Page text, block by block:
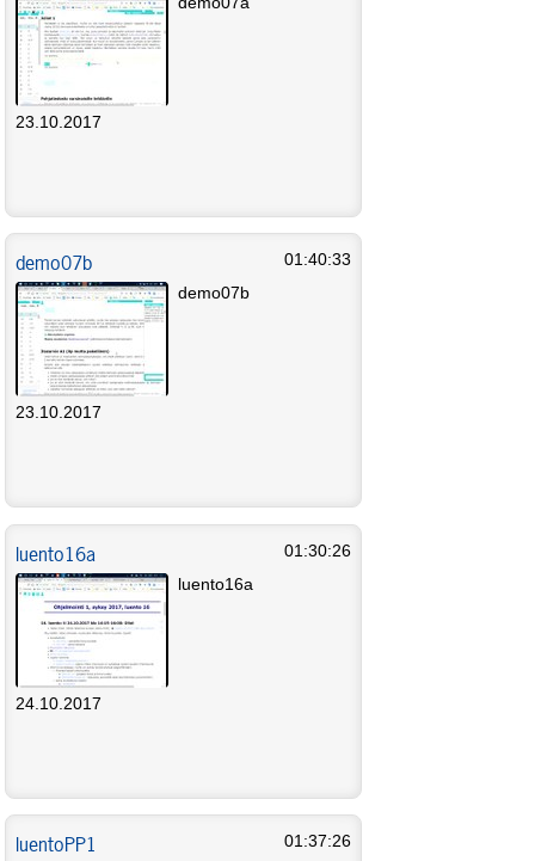
23.10.2017
demo07b
01:40:33
demo07b
23.10.2017
luento16a
01:30:26
luento16a
24.10.2017
luentoPP1
01:37:26